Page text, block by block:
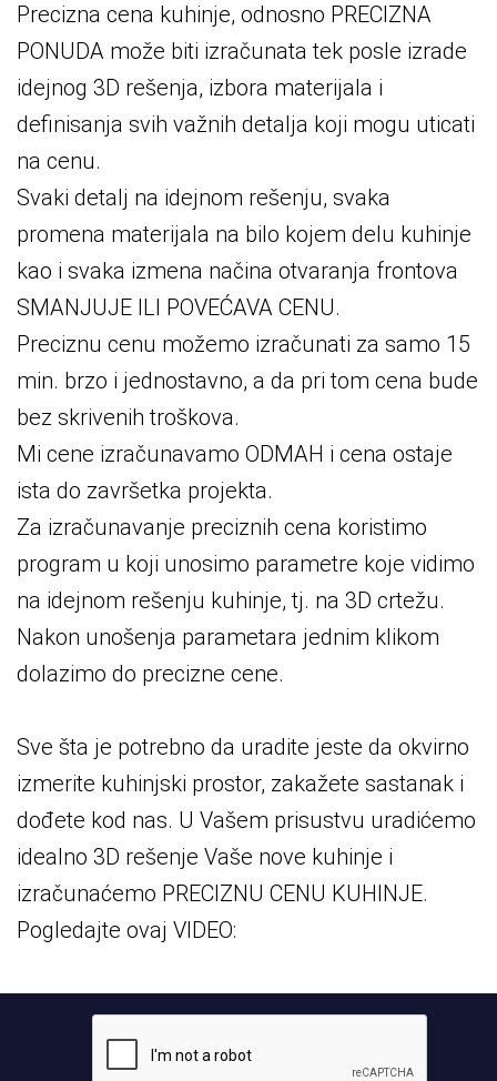
Precizna cena kuhinje, odnosno PRECIZNA
PONUDA može biti izračunata tek posle izrade
idejnog 3D rešenja, izbora materijala i
definisanja svih važnih detalja koji mogu uticati
na cenu.
Svaki detalj na idejnom rešenju, svaka
promena materijala na bilo kojem delu kuhinje
kao i svaka izmena načina otvaranja frontova
SMANJUJE ILI POVEĆAVA CENU.
Preciznu cenu možemo izračunati za samo 15
min. brzo i jednostavno, a da pri tom cena bude
bez skrivenih troškova.
Mi cene izračunavamo ODMAH i cena ostaje
ista do završetka projekta.
Za izračunavanje preciznih cena koristimo
program u koji unosimo parametre koje vidimo
na idejnom rešenju kuhinje, tj. na 3D crtežu.
Nakon unošenja parametara jednim klikom
dolazimo do precizne cene.
Sve šta je potrebno da uradite jeste da okvirno
izmerite kuhinjski prostor, zakažete sastanak i
dođete kod nas. U Vašem prisustvu uradićemo
idealno 3D rešenje Vaše nove kuhinje i
izračunaćemo PRECIZNU CENU KUHINJE.
Pogledajte ovaj VIDEO: